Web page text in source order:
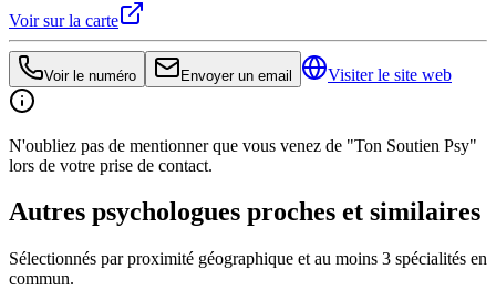
Voir sur la carte
Voir le numéro Envoyer un email Visiter le site web
N'oubliez pas de mentionner que vous venez de "Ton Soutien Psy"
lors de votre prise de contact.
Autres psychologues proches et similaires
Sélectionnés par proximité géographique et au moins 3 spécialités en
commun.